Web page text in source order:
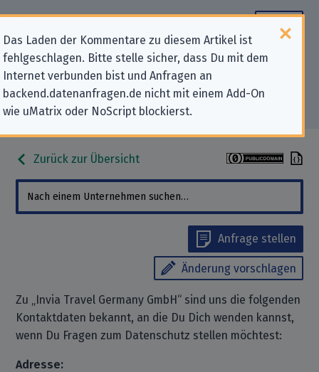
Das Laden der Kommentare zu diesem Artikel ist
fehlgeschlagen. Bitte stelle sicher, dass Du mit dem
Internet verbunden bist und Anfragen an
backend.datenanfragen.de nicht mit einem Add-On
wie uMatrix oder NoScript blockierst.
Datenschutz-Kontaktdaten für
„Invia Travel Germany GmbH“
Zurück zur Übersicht
Anfrage stellen
Änderung vorschlagen
Zu „Invia Travel Germany GmbH“ sind uns die folgenden
Kontaktdaten bekannt, an die Du Dich wenden kannst,
wenn Du Fragen zum Datenschutz stellen möchtest:
Adresse: